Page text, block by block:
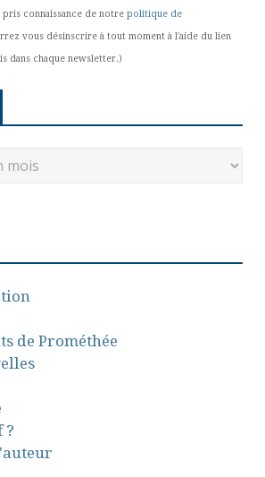
pris connaissance de notre politique de
vous désinscrire à tout moment à l'aide du lien
dans chaque newsletter.)
de Prométhée
?